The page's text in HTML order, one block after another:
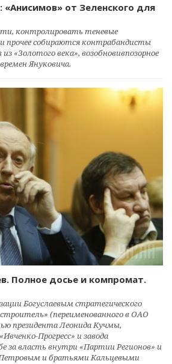
«Анисимов» от Зеленского для
контролировать теневые
прочее собираются контрабандисты
«Золотого века», возобновивпозорное
Януковича.
Полное досье и компромат.
Богуслаевым стратегического
(переименованного в ОАО
президента Леонида Кучмы,
Прогресс» и завода
за власть внутри «Партии Регионов» и
и братьями Кальцевыми